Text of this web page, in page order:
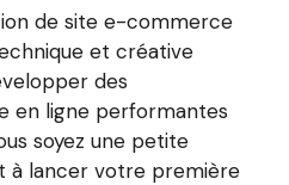
de site e-commerce
et créative
des
en ligne performantes
soyez une petite
à lancer votre première